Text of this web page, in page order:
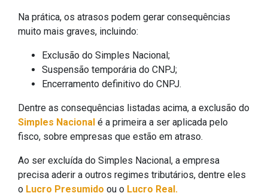
Na prática, os atrasos podem gerar consequências
muito mais graves, incluindo:
Exclusão do Simples Nacional;
Suspensão temporária do CNPJ;
Encerramento definitivo do CNPJ.
Dentre as consequências listadas acima, a exclusão do
Simples Nacional é a primeira a ser aplicada pelo
fisco, sobre empresas que estão em atraso.
Ao ser excluída do Simples Nacional, a empresa
precisa aderir a outros regimes tributários, dentre eles
o Lucro Presumido ou o Lucro Real.